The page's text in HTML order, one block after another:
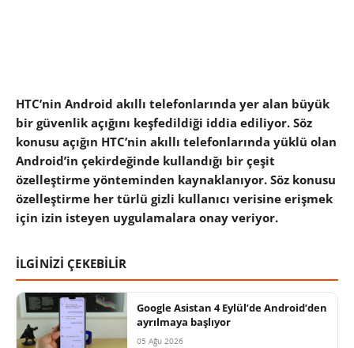
HTC’nin Android akıllı telefonlarında yer alan büyük
bir güvenlik açığını keşfedildiği iddia ediliyor. Söz
konusu açığın HTC’nin akıllı telefonlarında yüklü olan
Android’in çekirdeğinde kullandığı bir çeşit
özelleştirme yönteminden kaynaklanıyor. Söz konusu
özelleştirme her türlü gizli kullanıcı verisine erişmek
için izin isteyen uygulamalara onay veriyor.
İLGİNİZİ ÇEKEBİLİR
Google Asistan 4 Eylül’de Android’den
ayrılmaya başlıyor
05 Ağu 2026